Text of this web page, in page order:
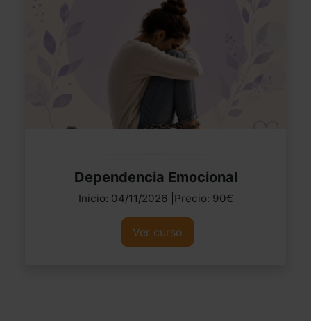
Dependencia Emocional
Inicio: 04/11/2026 |Precio: 90€
Ver curso